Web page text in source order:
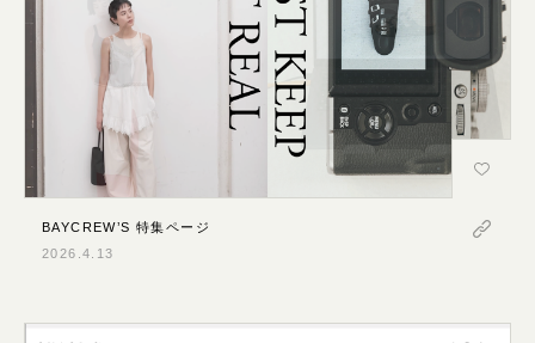
BAYCREW’S 特集ページ
2026.4.13